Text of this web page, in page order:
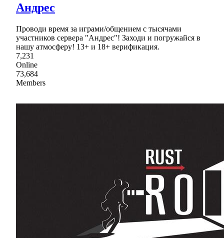
Андрес
Проводи время за играми/общением с тысячами
участников сервера "Андрес"! Заходи и погружайся в
нашу атмосферу! 13+ и 18+ верификация.
7,231
Online
73,684
Members